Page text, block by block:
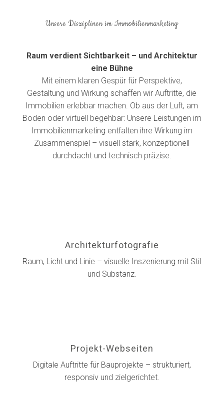
Unsere Disziplinen im Immobilienmarketing
Raum verdient Sichtbarkeit – und Architektur
eine Bühne
Mit einem klaren Gespür für Perspektive,
Gestaltung und Wirkung schaffen wir Auftritte, die
Immobilien erlebbar machen. Ob aus der Luft, am
Boden oder virtuell begehbar: Unsere Leistungen im
Immobilienmarketing entfalten ihre Wirkung im
Zusammenspiel – visuell stark, konzeptionell
durchdacht und technisch präzise.
Architekturfotografie
Raum, Licht und Linie – visuelle Inszenierung mit Stil
und Substanz.
Projekt-Webseiten
Digitale Auftritte für Bauprojekte – strukturiert,
responsiv und zielgerichtet.